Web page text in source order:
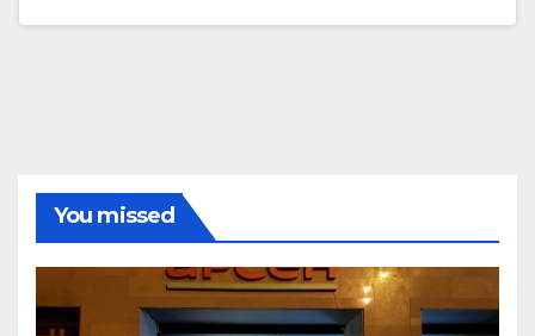
You missed